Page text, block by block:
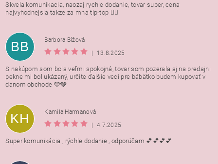
Skvela komunikacia, naozaj rychle dodanie, tovar super, cena
najvyhodnejsia takze za mna tip-top 👍🏻
BB
Barbora Bížová
|
13.8.2025
S nakúpom som bola veľmi spokojná, tovar som pozerala aj na predajni
pekne mi bol ukázaný, určite ďalšie veci pre bábätko budem kupovať v
danom obchode 🩵🩶
KH
Kamila Harmanovà
|
4.7.2025
Super komunikácia , rýchle dodanie , odporúčam 💕💕💕💕